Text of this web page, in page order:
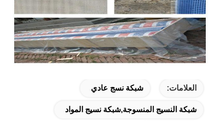
العلامات: شبكة نسج عادي
شبكة النسيج المنسوجة,شبكة نسيج المواد